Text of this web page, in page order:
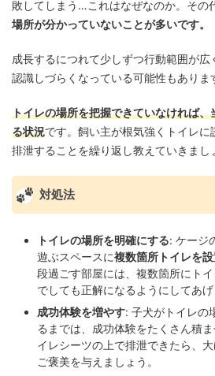
敗してしまう…これはなぜなのか。その
場所が分かっていないことが多いです。
成長するにつれて少しずつ行動範囲が
認識しづらくなっている可能性もありま
トイレの場所を把握できていなければ
る状況です。飼い主が根気強くトイレ
排泄することを繰り返し教えていきまし
対処法
トイレの場所を明確にする: ケージ
遊ぶスペースに複数箇所トイレを
段過ごす部屋には、複数箇所にト
でしても正解になるようにしてあげ
成功体験を増やす: 子犬がトイレの
るまでは、成功体験をたくさん積
イレシーツの上で排泄できたら、大
ご褒美を与えましょう。